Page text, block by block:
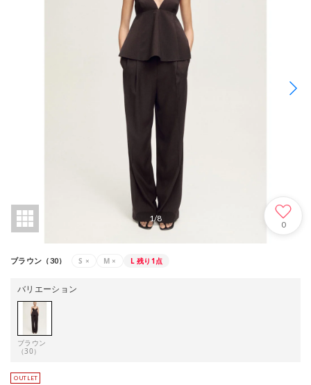
1/8
0
ブラウン（30） S × M × L 残り1点
バリエーション
ブラウン
（30）